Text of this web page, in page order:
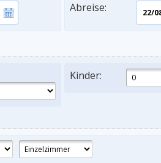
Abreise:
Kinder: